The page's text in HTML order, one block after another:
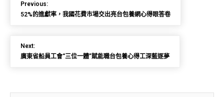
Previous:
52%的進獻率，我國花費市場交出亮台包養網心得眼答卷
Next:
廣東省船員工會“三位一體”賦能職台包養心得工深藍逐夢